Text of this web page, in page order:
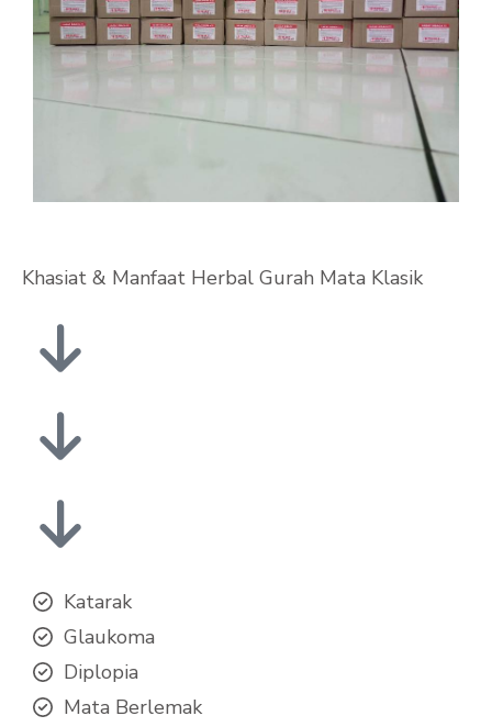
Khasiat & Manfaat Herbal Gurah Mata Klasik
Katarak
Glaukoma
Diplopia
Mata Berlemak